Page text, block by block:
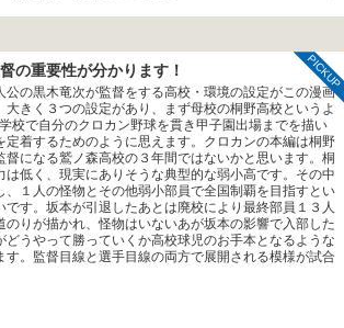
の重要性が分かります！
公の黒木竜次が監督をする高校・環境の設定がこの漫画
大きく３つの設定があり、まず母校の桐野高校というよ
校で自分のクロカン野球を貫き甲子園出場までを描い
定着するためのように思えます。クロカンの本編は桐野
督になる鷲ノ森高校の３年間ではないかと思います。桐
は低く、現実にありそうな典型的な弱小高です。その中
、１人の怪物とその他弱小部員で全国制覇を目指すとい
です。坂本が引退したあとは廃校により最終部員１３人
のりが描かれ、怪物はいないあが坂本の影響で入部した
どうやって勝っていくか高校球児のお手本となるような
す。監督目線と選手目線の両方で展開される模様が試合
PICKUP